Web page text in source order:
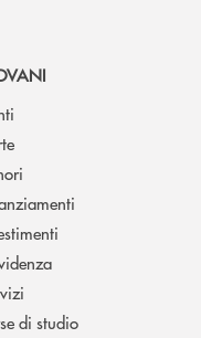
di studio